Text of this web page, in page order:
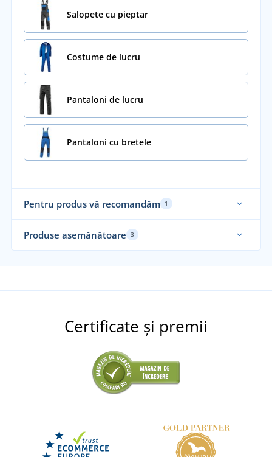
Salopete cu pieptar
Costume de lucru
Pantaloni de lucru
Pantaloni cu bretele
Pentru produs vă recomandăm 1
LIVRARE ÎN 7 ZILE
Produse asemănătoare 3
Pantaloni de lucru pentru bărbați, MIREK
Certificate și premii